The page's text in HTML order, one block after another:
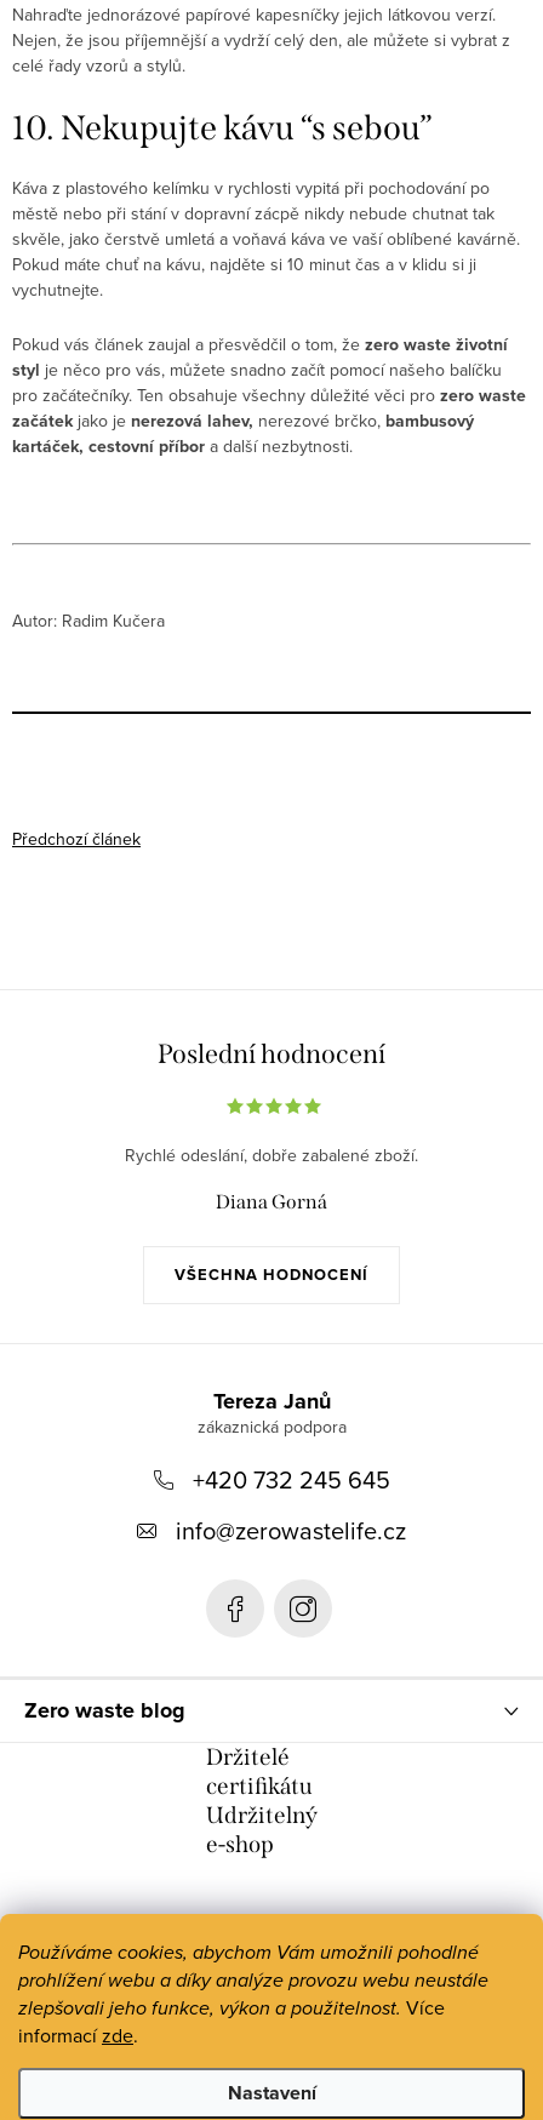
Používáme cookies, abychom Vám umožnili pohodlné
prohlížení webu a díky analýze provozu webu neustále
zlepšovali jeho funkce, výkon a použitelnost. Více
informacízde.
Nastavení
Nahraďte jednorázové papírové kapesníčky jejich látkovou verzí.
Nejen, že jsou příjemnější a vydrží celý den, ale můžete si vybrat z
celé řady vzorů a stylů.
10. Nekupujte kávu “s sebou”
Káva z plastového kelímku v rychlosti vypitá při pochodování po
městě nebo při stání v dopravní zácpě nikdy nebude chutnat tak
skvěle, jako čerstvě umletá a voňavá káva ve vaší oblíbené kavárně.
Pokud máte chuť na kávu, najděte si 10 minut čas a v klidu si ji
vychutnejte.
Pokud vás článek zaujal a přesvědčil o tom, že zero waste životní
styl je něco pro vás, můžete snadno začít pomocí našeho balíčku
pro začátečníky. Ten obsahuje všechny důležité věci pro zero waste
začátek jako je nerezová lahev, nerezové brčko, bambusový
kartáček, cestovní příbor a další nezbytnosti.
Autor: Radim Kučera
Předchozí článek
Poslední hodnocení
VŠECHNA HODNOCENÍ
Rychlé odeslání, dobře zabalené zboží.
Diana Gorná
Tereza Janů
+420 732 245 645
info@zerowastelife.cz
Zero waste blog
Držitelé
certifikátu
Udržitelný
e-shop